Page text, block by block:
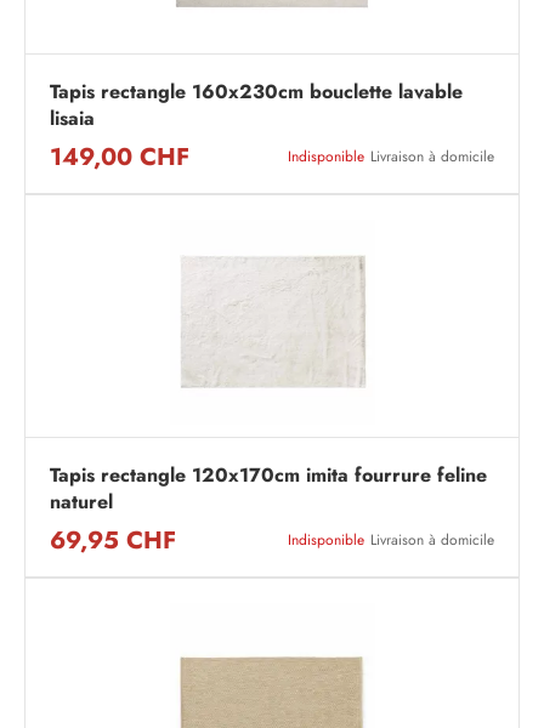
Tapis rectangle 160x230cm bouclette lavable
lisaia
149,00 CHF Indisponible Livraison à domicile
Tapis rectangle 120x170cm imita fourrure feline
naturel
69,95 CHF Indisponible Livraison à domicile